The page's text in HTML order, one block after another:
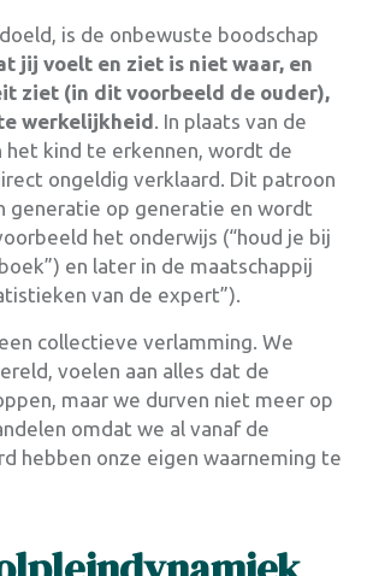
is de onbewuste boodschap
jij voelt en ziet is niet waar, en
ziet (in dit voorbeeld de ouder),
werkelijkheid. In plaats van de
het kind te erkennen, wordt de
ongeldig verklaard. Dit patroon
generatie op generatie en wordt
het onderwijs (“houd je bij
en later in de maatschappij
van de expert”).
collectieve verlamming. We
voelen aan alles dat de
maar we durven niet meer op
omdat we al vanaf de
hebben onze eigen waarneming te